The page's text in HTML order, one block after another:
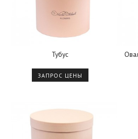
Тубус
ЗАПРОС ЦЕНЫ